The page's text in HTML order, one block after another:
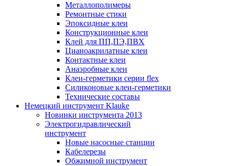
Металлополимеры
Ремонтные стики
Эпоксидные клеи
Конструкционные клеи
Клей для ПП,ПЭ,ПВХ
Цианоакрилатные клеи
Контактные клеи
Анаэробные клеи
Клеи-герметики серии flex
Силиконовые клеи-герметики
Технические составы
Немецкий инструмент Klauke
Новинки инструмента 2013
Электрогидравлический
инструмент
Новые насосные станции
Кабелерезы
Обжимной инструмент